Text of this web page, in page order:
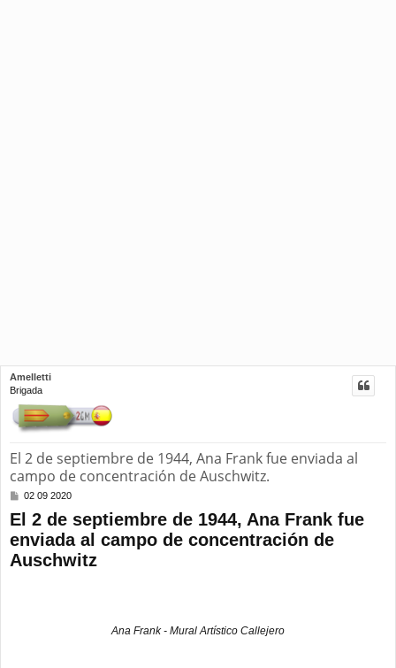
Amelletti
Brigada
El 2 de septiembre de 1944, Ana Frank fue enviada al
campo de concentración de Auschwitz.
M
n
s
a
j
02 09 2020
El 2 de septiembre de 1944, Ana Frank fue
enviada al campo de concentración de
Auschwitz
Ana Frank - Mural Artístico Callejero